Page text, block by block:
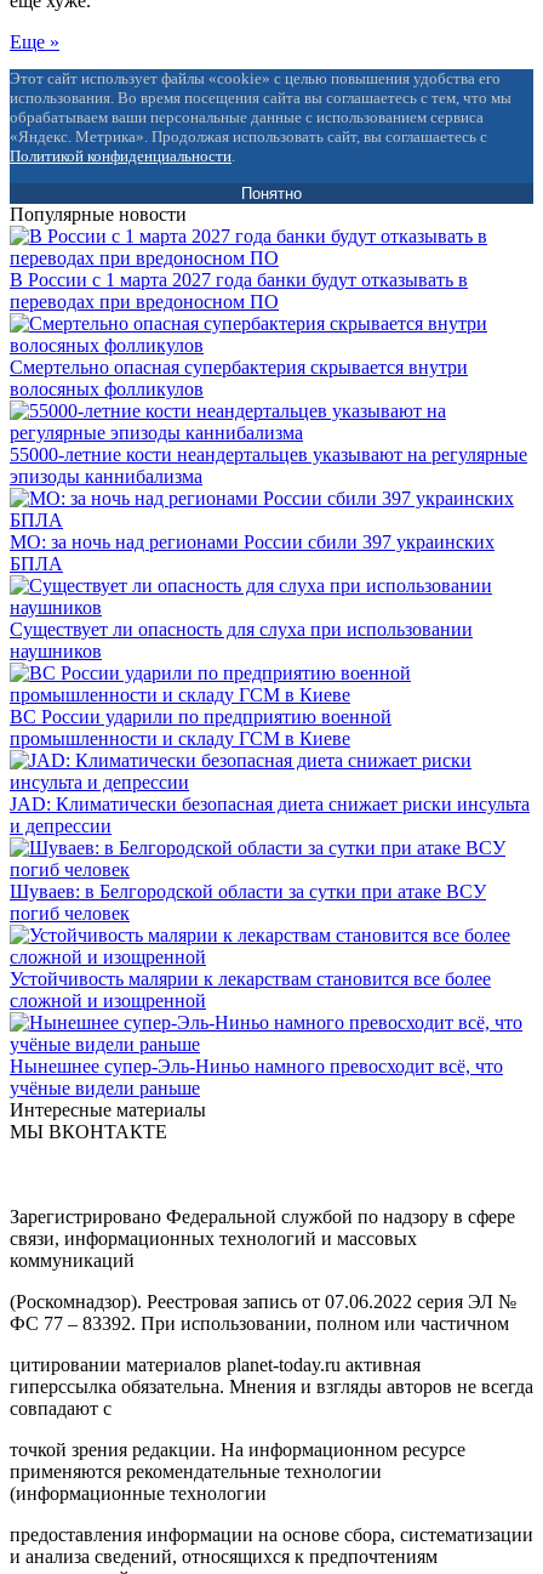
Еще »
Этот сайт использует файлы «cookie» с целью повышения удобства его
использования. Во время посещения сайта вы соглашаетесь с тем, что мы
обрабатываем ваши персональные данные с использованием сервиса
«Яндекс. Метрика». Продолжая использовать сайт, вы соглашаетесь с
Политикой конфиденциальности
Понятно
Популярные новости
В России с 1 марта 2027 года банки будут отказывать в
переводах при вредоносном ПО
Смертельно опасная супербактерия скрывается внутри
волосяных фолликулов
55000-летние кости неандертальцев указывают на регулярные
эпизоды каннибализма
МО: за ночь над регионами России сбили 397 украинских
БПЛА
Существует ли опасность для слуха при использовании
наушников
ВС России ударили по предприятию военной
промышленности и складу ГСМ в Киеве
JAD: Климатически безопасная диета снижает риски инсульта
и депрессии
Шуваев: в Белгородской области за сутки при атаке ВСУ
погиб человек
Устойчивость малярии к лекарствам становится все более
сложной и изощренной
Нынешнее супер-Эль-Ниньо намного превосходит всё, что
учёные видели раньше
Интересные материалы
МЫ ВКОНТАКТЕ
Зарегистрировано Федеральной службой по надзору в сфере
связи, информационных технологий и массовых
коммуникаций
(Роскомнадзор). Реестровая запись от 07.06.2022 серия ЭЛ №
ФС 77 – 83392. При использовании, полном или частичном
цитировании материалов planet-today.ru активная
гиперссылка обязательна. Мнения и взгляды авторов не всегда
совпадают с
точкой зрения редакции. На информационном ресурсе
применяются рекомендательные технологии
(информационные технологии
предоставления информации на основе сбора, систематизации
и анализа сведений, относящихся к предпочтениям